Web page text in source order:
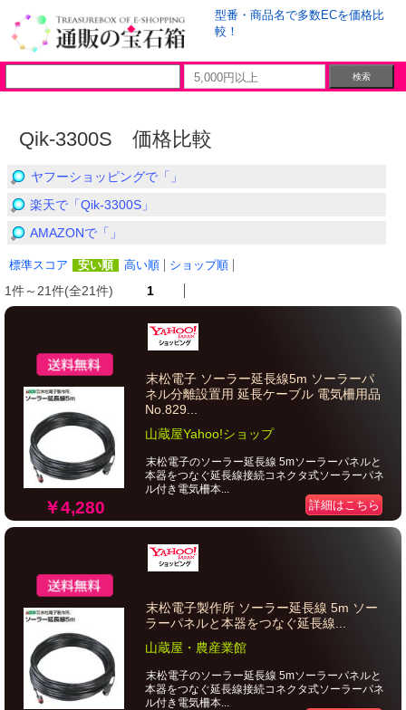
型番・商品名で多数ECを価格比
較！
Qik-3300S 価格比較
ヤフーショッピングで「」
楽天で「Qik-3300S」
AMAZONで「」
標準スコア 安い順 高い順 ショップ順
1件～21件(全21件) 1
￥4,280
末松電子 ソーラー延長線5m ソーラーパ
ネル分離設置用 延長ケーブル 電気柵用品
No.829...
山蔵屋Yahoo!ショップ
末松電子のソーラー延長線 5mソーラーパネルと
本器をつなぐ延長線接続コネクタ式ソーラーパネ
ル付き電気柵本...
詳細はこちら
末松電子製作所 ソーラー延長線 5m ソー
ラーパネルと本器をつなぐ延長線...
山蔵屋・農産業館
末松電子のソーラー延長線 5mソーラーパネルと
本器をつなぐ延長線接続コネクタ式ソーラーパネ
ル付き電気柵本...